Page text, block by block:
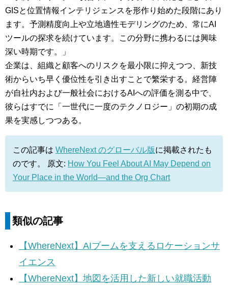
GISと位置情報インテリジェンスを形作り始めた段階にあり
ます。予測精度向上や立地適性モデリングのため、常にAI
ツールの探求を続けています。この分野に携わるには興味
深い時期です。」
企業は、組織と顧客へのリスクを最小限に抑えつつ、新技
術からいち早く優位性を引き出すことで繁栄する。経営陣
が自社内および一般社会におけるAIへの評価を測る中で、
彼らはすでに「一世代に一度のテクノロジー」の初期の成
果を実感しつつある。
この記事は WhereNext のグローバル版に掲載されたも
のです。 原文: How You Feel About AI May Depend on
Your Place in the World—and the Org Chart
類似の記事
【WhereNext】AIブームを支えるロケーションサ
イエンス
【WhereNext】地図を活用した新しい就職活動